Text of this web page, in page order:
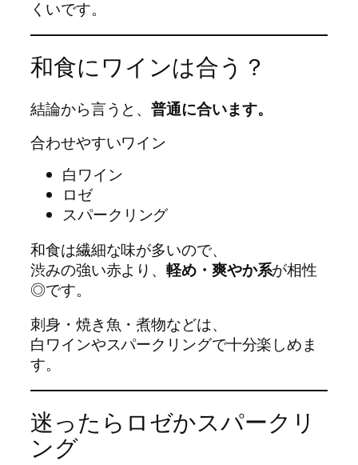
くいです。
和食にワインは合う？
結論から言うと、普通に合います。
合わせやすいワイン
白ワイン
ロゼ
スパークリング
和食は繊細な味が多いので、
渋みの強い赤より、軽め・爽やか系が相性
◎です。
刺身・焼き魚・煮物などは、
白ワインやスパークリングで十分楽しめま
す。
迷ったらロゼかスパークリ
ング